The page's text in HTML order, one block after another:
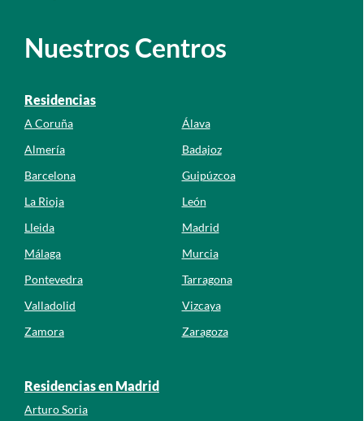
Nuestros Centros
Residencias
A Coruña
Álava
Almería
Badajoz
Barcelona
Guipúzcoa
La Rioja
León
Lleida
Madrid
Málaga
Murcia
Pontevedra
Tarragona
Valladolid
Vizcaya
Zamora
Zaragoza
Residencias en Madrid
Arturo Soria